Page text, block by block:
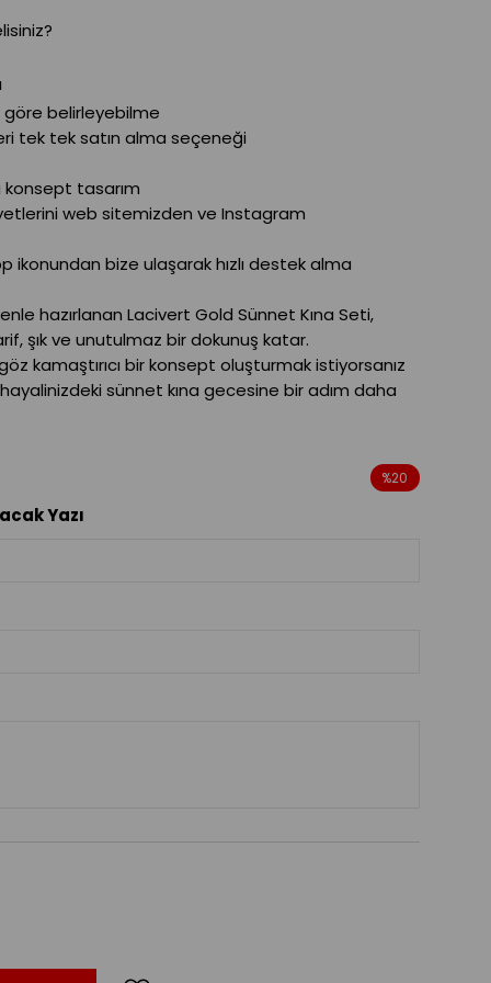
göre belirleyebilme
tek tek satın alma seçeneği
konsept tasarım
web sitemizden ve Instagram
ikonundan bize ulaşarak hızlı destek alma
hazırlanan Lacivert Gold Sünnet Kına Seti,
şık ve unutulmaz bir dokunuş katar.
kamaştırıcı bir konsept oluşturmak istiyorsanız
sünnet kına gecesine bir adım daha
%20
Yazı